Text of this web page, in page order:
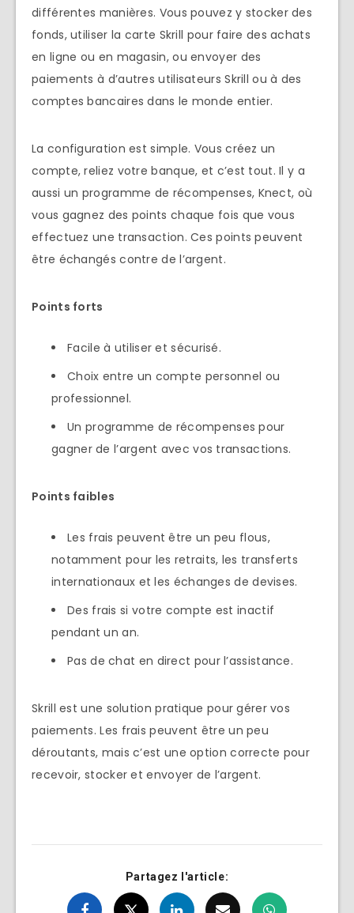
différentes manières. Vous pouvez y stocker des
fonds, utiliser la carte Skrill pour faire des achats
en ligne ou en magasin, ou envoyer des
paiements à d’autres utilisateurs Skrill ou à des
comptes bancaires dans le monde entier.
La configuration est simple. Vous créez un
compte, reliez votre banque, et c’est tout. Il y a
aussi un programme de récompenses, Knect, où
vous gagnez des points chaque fois que vous
effectuez une transaction. Ces points peuvent
être échangés contre de l’argent.
Points forts
Facile à utiliser et sécurisé.
Choix entre un compte personnel ou
professionnel.
Un programme de récompenses pour
gagner de l’argent avec vos transactions.
Points faibles
Les frais peuvent être un peu flous,
notamment pour les retraits, les transferts
internationaux et les échanges de devises.
Des frais si votre compte est inactif
pendant un an.
Pas de chat en direct pour l’assistance.
Skrill est une solution pratique pour gérer vos
paiements. Les frais peuvent être un peu
déroutants, mais c’est une option correcte pour
recevoir, stocker et envoyer de l’argent.
Partagez l'article: